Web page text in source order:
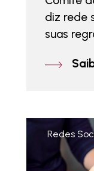
diz rede
suas
Redes